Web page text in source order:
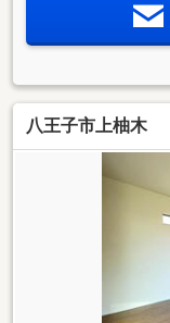
八王子市上柚木